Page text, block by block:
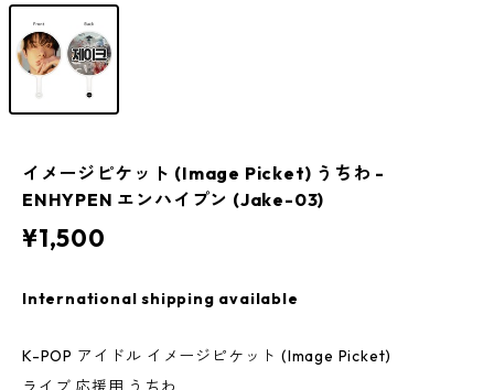
イメージピケット (Image Picket) うちわ -
ENHYPEN エンハイプン (Jake-03)
¥1,500
International shipping available
K-POP アイドル イメージピケット (Image Picket)